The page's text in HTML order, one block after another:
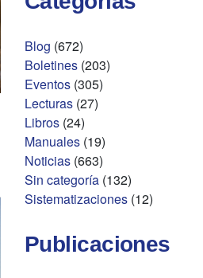
Blog (672)
Boletines (203)
Eventos (305)
Lecturas (27)
Libros (24)
Manuales (19)
Noticias (663)
Sin categoría (132)
Sistematizaciones (12)
Publicaciones